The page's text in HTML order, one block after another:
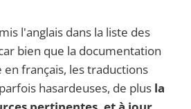
l'anglais dans la liste des
bien que la documentation
en français, les traductions
hasardeuses, de plus la